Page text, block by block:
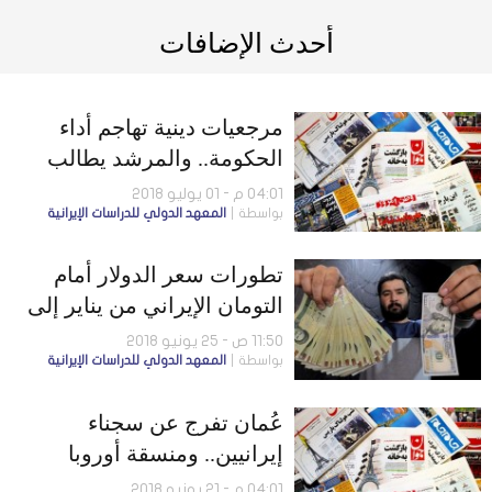
أحدث الإضافات
​مرجعيات دينية تهاجم أداء
الحكومة.. ​والمرشد يطالب
الشعب بالصمود
04:01 م - 01 يوليو 2018
بواسطة المعهد الدولي للدراسات الإيرانية
تطورات سعر الدولار أمام
التومان الإيراني من يناير إلى
يونيو 2018
11:50 ص - 25 يونيو 2018
بواسطة المعهد الدولي للدراسات الإيرانية
عُمان تفرج عن سجناء
إيرانيين.. ومنسقة أوروبا
للشؤون الخارجية: سنحافظ